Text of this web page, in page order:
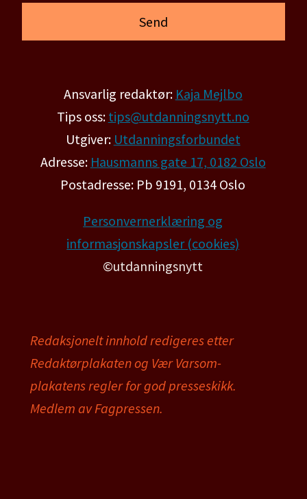
Ansvarlig redaktør: Kaja Mejlbo
Tips oss: tips@utdanningsnytt.no
Utgiver: Utdanningsforbundet
Adresse: Hausmanns gate 17, 0182 Oslo
Postadresse: Pb 9191, 0134 Oslo
Personvernerklæring og
informasjonskapsler (cookies)
©utdanningsnytt
Redaksjonelt innhold redigeres etter
Redaktørplakaten og Vær Varsom-
plakatens regler for god presseskikk.
Medlem av Fagpressen.